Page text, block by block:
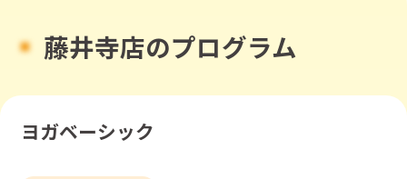
藤井寺店のプログラム
ヨガベーシック